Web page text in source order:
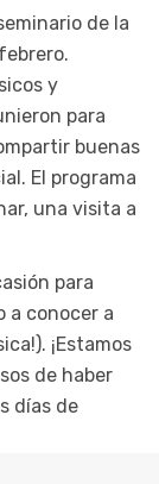
de la
y
para
buenas
El programa
una visita a
para
a conocer a
¡Estamos
de haber
días de